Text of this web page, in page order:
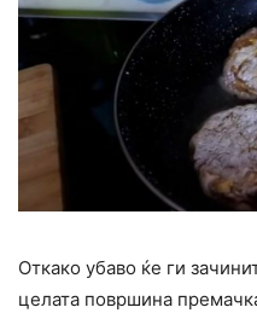
Откако убаво ќе ги
целата површина